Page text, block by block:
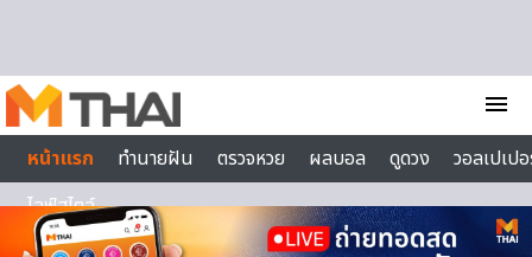
menu
หน้าแรก
ทำนายฝัน ตรวจหวย ผลบอล ดูดวง
วอลเปเป
ไลฟ์สไตล์